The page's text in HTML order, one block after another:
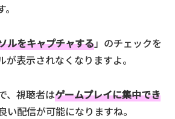
ルをキャプチャする」のチェックを
表示されなくなりますよ。
、視聴者はゲームプレイに集中でき
い配信が可能になりますね。